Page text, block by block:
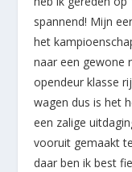
spannend! Mijn
het
naar een gewone
opendeur klasse
wagen dus is het
een zalige
vooruit gemaakt
daar ben ik best